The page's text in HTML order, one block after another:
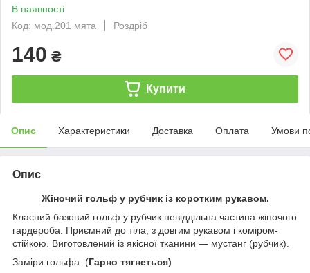
В наявності
Код: мод.201 мята
Роздріб
140 ₴
Купити
Опис Характеристики Доставка Оплата Умови
Опис
Жіночий гольф у рубчик із коротким рукавом.
Класний базовий гольф у рубчик невіддільна частина жіночого
гардероба. Приємний до тіла, з довгим рукавом і коміром-
стійкою. Виготовлений із якісної тканини — мустанг (рубчик).
Заміри гольфа. (Гарно тягнеться)